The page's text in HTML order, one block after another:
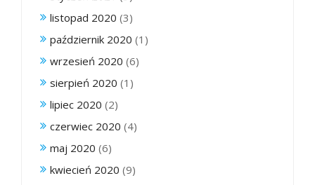
listopad 2020 (3)
październik 2020 (1)
wrzesień 2020 (6)
sierpień 2020 (1)
lipiec 2020 (2)
czerwiec 2020 (4)
maj 2020 (6)
kwiecień 2020 (9)